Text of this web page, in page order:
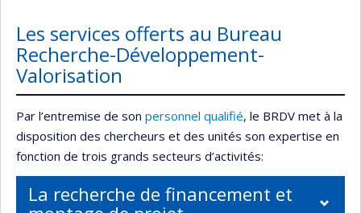
Les services offerts au Bureau
Recherche-Développement-
Valorisation
Par l’entremise de son personnel qualifié, le BRDV met à la
disposition des chercheurs et des unités son expertise en
fonction de trois grands secteurs d’activités:
La recherche de financement et